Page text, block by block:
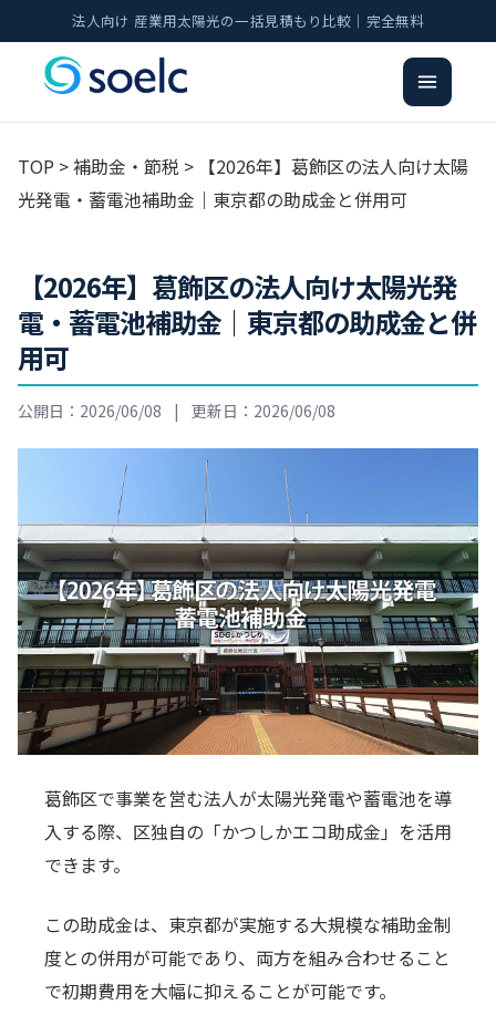
法人向け 産業用太陽光の一括見積もり比較｜完全無料
TOP >補助金・節税 > 【2026年】葛飾区の法人向け太陽
光発電・蓄電池補助金｜東京都の助成金と併用可
【2026年】葛飾区の法人向け太陽光発
電・蓄電池補助金｜東京都の助成金と併
用可
公開日：2026/06/08 | 更新日：2026/06/08
葛飾区で事業を営む法人が太陽光発電や蓄電池を導
入する際、区独自の「かつしかエコ助成金」を活用
できます。
この助成金は、東京都が実施する大規模な補助金制
度との併用が可能であり、両方を組み合わせること
で初期費用を大幅に抑えることが可能です。